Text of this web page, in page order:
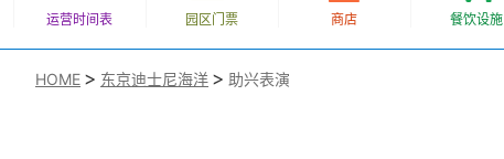
运营时间表 园区门票 商店 餐饮设施
HOME 东京迪士尼海洋 助兴表演